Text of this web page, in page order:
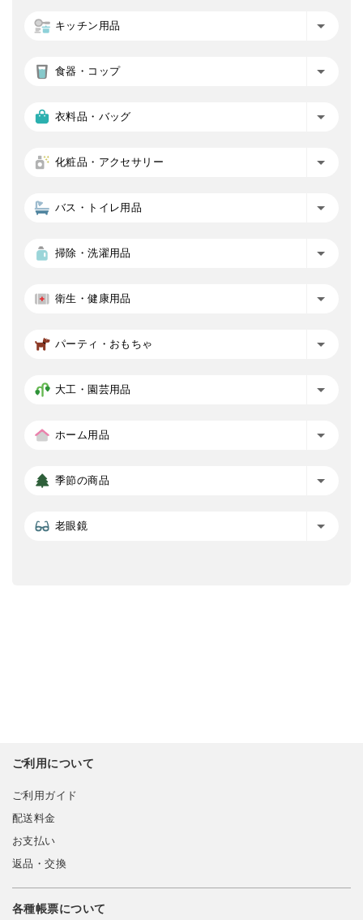
キッチン用品
食器・コップ
衣料品・バッグ
化粧品・アクセサリー
バス・トイレ用品
掃除・洗濯用品
衛生・健康用品
パーティ・おもちゃ
大工・園芸用品
ホーム用品
季節の商品
老眼鏡
ご利用について
ご利用ガイド
配送料金
お支払い
返品・交換
各種帳票について